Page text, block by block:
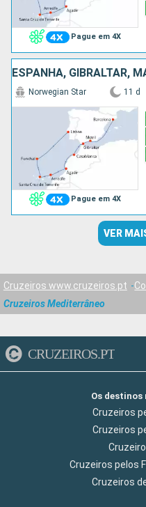
Pague em 4X
Pague em 4X
Norwegian Star 11 d
VER
Cruzeiros www.cruzeiros.pt
Cruzeiros Mediterrâneo
CRUZEIROS.PT
Os
Cruzeiros
Cruzeiros
Cruzeiros pelos
Cruzeiros